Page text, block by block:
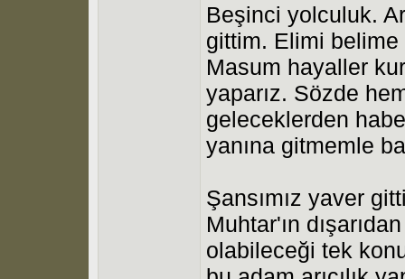
Beşinci yolculuk.
gittim. Elimi belime
Masum hayaller
yaparız. Sözde
geleceklerden
yanına gitmemle
Şansımız yaver
Muhtar'ın
olabileceği tek